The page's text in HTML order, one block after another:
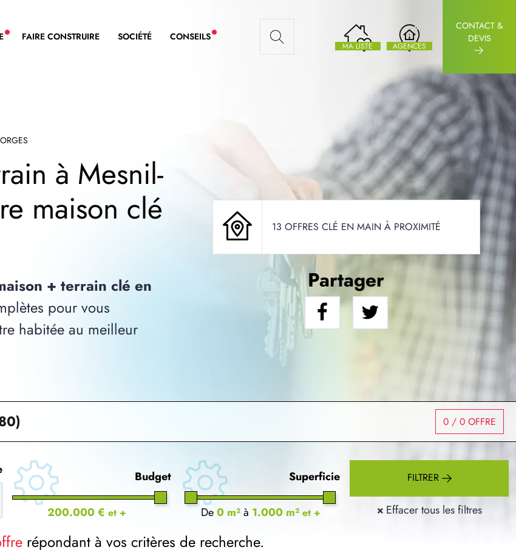
NOUVEAU SERVICE BDL EXTENSION
FAIRE CONSTRUIRE SOCIÉTÉ CONSEILS NOUVEAUX ARTICLES
MA LISTE AGENCES
CONTACT &
DEVIS
à Mesnil-
maison clé
+ terrain clé en
pour vous
habitée au meilleur
13 OFFRES CLÉ EN MAIN À PROXIMITÉ
Partager
0 / 0 OFFRE
Budget
200.000 € et +
Superficie
De0 m²à 1.000 m² et +
FILTRER
× Effacer tous les filtres
répondant à vos critères de recherche.